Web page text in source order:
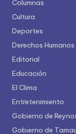
Columnas
Cultura
Deportes
Derechos Humanos
Editorial
Educación
El Clima
Entretenimiento
Gobierno de
Gobierno de